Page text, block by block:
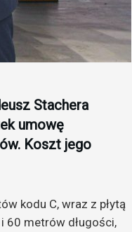
Stachera
umowę
Koszt jego
kodu C, wraz z płytą
60 metrów długości,